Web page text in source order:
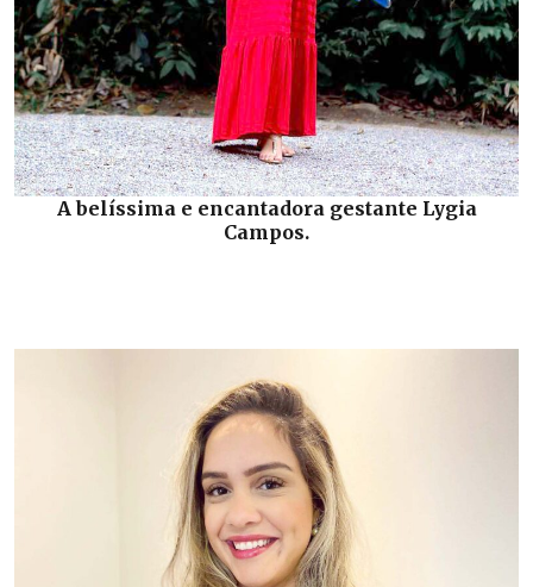
A belíssima e encantadora gestante Lygia
Campos.